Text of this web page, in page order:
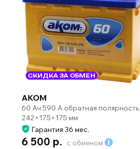
СКИДКА ЗА ОБМЕН
AKOM
60 Ач 590 А обратная полярность
242×175×175 мм
Гарантия 36 мес.
6 500 р. с обменом